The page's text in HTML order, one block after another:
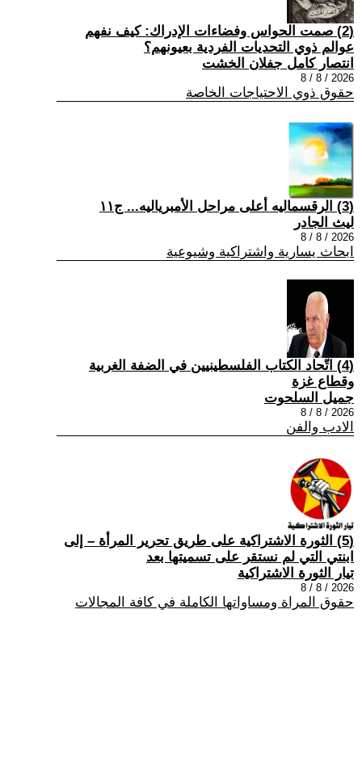
(2) صمت الحواس وفضاءات الإدراك: كيف نفهم
عوالم ذوي التحديات الفردية بعيونهم؟
انتصار كامل جفلان الخشت
2026 / 8 / 8
حقوق ذوي الاحتياجات الخاصة
(3) الرقسماليه أعلى مراحل الأمبرياليه... ج١١
ليث الجادر
2026 / 8 / 8
ابحاث يسارية واشتراكية وشيوعية
(4) اتّحاد الكتاب الفلسطينيين في الضفة الغربية
وقطاع غزة
جميل السلحوت
2026 / 8 / 8
الادب والفن
(5) الثورة الاشتراكية على طريق تحرير المرأة – إلى
ابنتي التي لم نستقر على تسميتها بعد
تيار الثورة الاشتراكية
2026 / 8 / 8
حقوق المراة ومساواتها الكاملة في كافة المجالات